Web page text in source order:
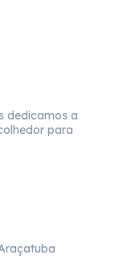
dedicamos a
para